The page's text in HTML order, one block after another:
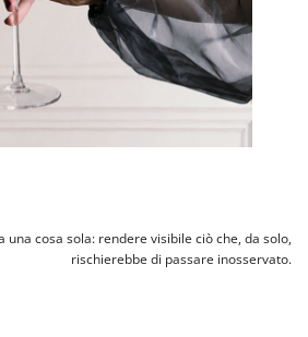
una cosa sola: rendere visibile ciò che, da solo,
rischierebbe di passare inosservato.